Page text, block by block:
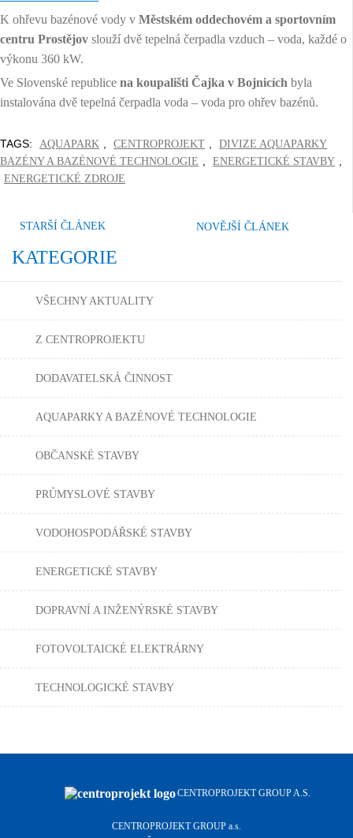
K ohřevu bazénové vody v Městském oddechovém a sportovním
centru Prostějov slouží dvě tepelná čerpadla vzduch – voda, každé o
výkonu 360 kW.
Ve Slovenské republice na koupališti Čajka v Bojnicích byla
instalována dvě tepelná čerpadla voda – voda pro ohřev bazénů.
TAGS: AQUAPARK CENTROPROJEKT
DIVIZE AQUAPARKY
BAZÉNY A BAZÉNOVÉ TECHNOLOGIE
ENERGETICKÉ STAVBY
ENERGETICKÉ ZDROJE
STARŠÍ ČLÁNEK NOVĚJŠÍ ČLÁNEK
KATEGORIE
VŠECHNY AKTUALITY
Z CENTROPROJEKTU
DODAVATELSKÁ ČINNOST
AQUAPARKY A BAZÉNOVÉ TECHNOLOGIE
OBČANSKÉ STAVBY
PRŮMYSLOVÉ STAVBY
VODOHOSPODÁŘSKÉ STAVBY
ENERGETICKÉ STAVBY
DOPRAVNÍ A INŽENÝRSKÉ STAVBY
FOTOVOLTAICKÉ ELEKTRÁRNY
TECHNOLOGICKÉ STAVBY
CENTROPROJEKT GROUP A.S.
CENTROPROJEKT GROUP a.s.